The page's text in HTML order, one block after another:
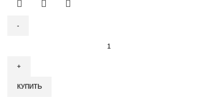
КИТ-5-
КУПИТЬ